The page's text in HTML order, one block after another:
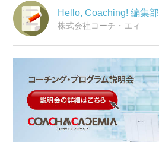
Hello, Coaching! 編集部
株式会社コーチ・エィ